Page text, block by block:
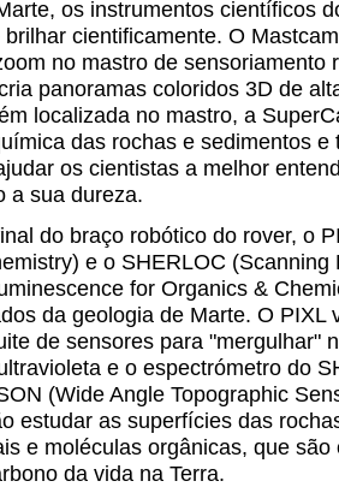
os instrumentos científicos
cientificamente. O
no mastro de sensoriamento
panoramas coloridos 3D de
localizada no mastro, a
das rochas e sedimentos e
os cientistas a melhor
a sua dureza.
do braço robótico do rover, o
e o SHERLOC
for Organics &
da geologia de Marte. O PIXL
de sensores para "mergulhar"
e o espectrómetro do
(Wide Angle Topographic
estudar as superfícies das
e moléculas orgânicas, que
da vida na Terra.